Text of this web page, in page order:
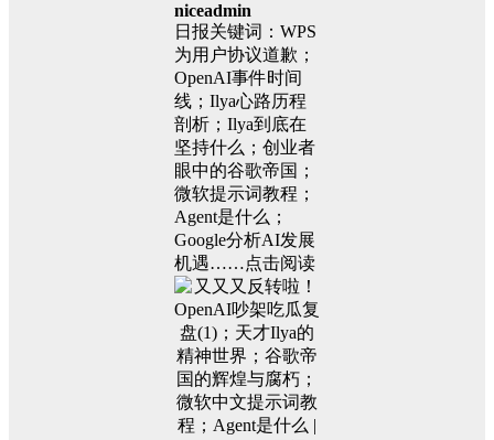
niceadmin
日报关键词：WPS
为用户协议道歉；
OpenAI事件时间
线；Ilya心路历程
剖析；Ilya到底在
坚持什么；创业者
眼中的谷歌帝国；
微软提示词教程；
Agent是什么；
Google分析AI发展
机遇……点击阅读